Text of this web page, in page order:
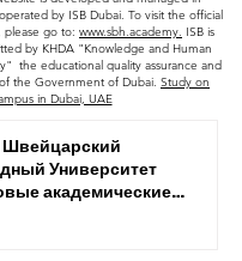
International Institute
DIP, Dubai,UAE
is developed and managed in
by ISB Dubai. To visit the official
please go to:www.sbh.academy.ISB is
by KHDA "Knowledge and Human
in Dubai, UAE
Швейцарский